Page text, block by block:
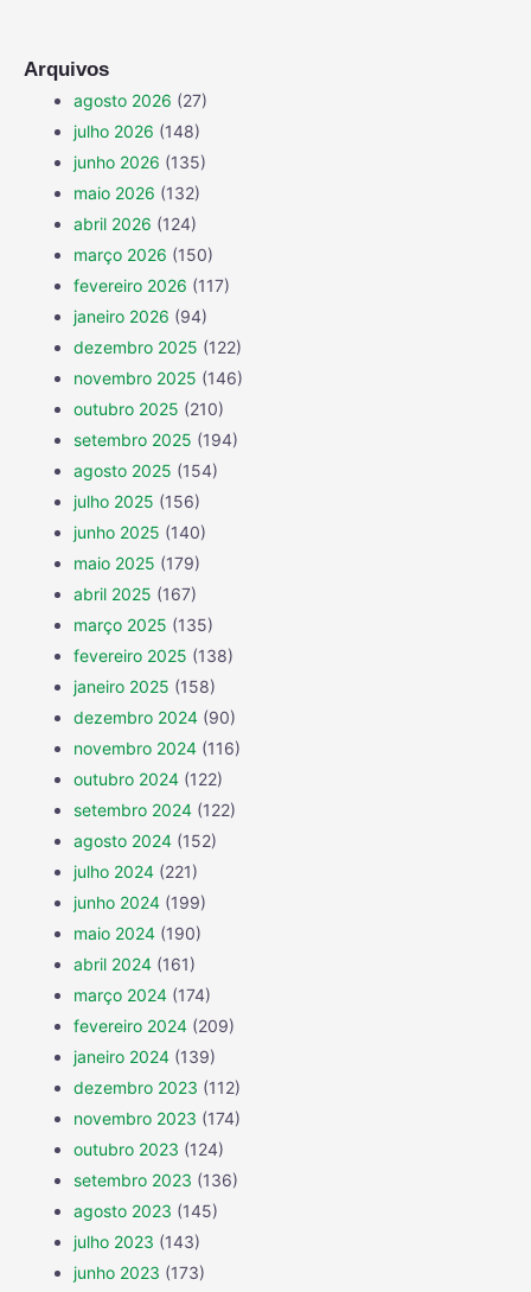
Arquivos
agosto 2026 (27)
julho 2026 (148)
junho 2026 (135)
maio 2026 (132)
abril 2026 (124)
março 2026 (150)
fevereiro 2026 (117)
janeiro 2026 (94)
dezembro 2025 (122)
novembro 2025 (146)
outubro 2025 (210)
setembro 2025 (194)
agosto 2025 (154)
julho 2025 (156)
junho 2025 (140)
maio 2025 (179)
abril 2025 (167)
março 2025 (135)
fevereiro 2025 (138)
janeiro 2025 (158)
dezembro 2024 (90)
novembro 2024 (116)
outubro 2024 (122)
setembro 2024 (122)
agosto 2024 (152)
julho 2024 (221)
junho 2024 (199)
maio 2024 (190)
abril 2024 (161)
março 2024 (174)
fevereiro 2024 (209)
janeiro 2024 (139)
dezembro 2023 (112)
novembro 2023 (174)
outubro 2023 (124)
setembro 2023 (136)
agosto 2023 (145)
julho 2023 (143)
junho 2023 (173)